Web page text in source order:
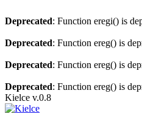
Deprecated: Function eregi() is
Deprecated: Function ereg() is
Deprecated: Function ereg() is
Deprecated: Function ereg() is
Kielce v.0.8